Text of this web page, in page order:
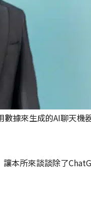
據來生成的AI聊天機
本所來談談除了